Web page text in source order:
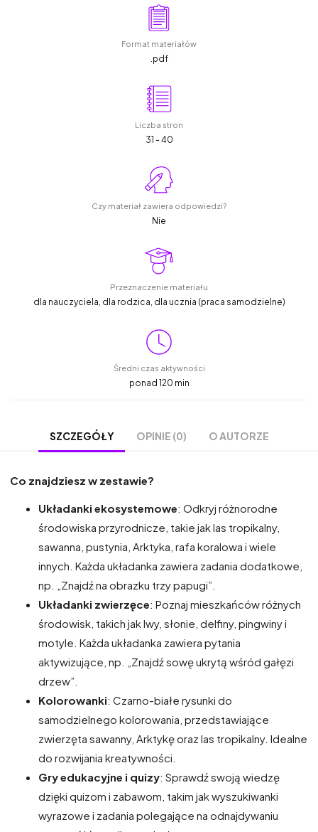
Format materiałów
.pdf
Liczba stron
31 - 40
Czy materiał zawiera odpowiedzi?
Nie
Przeznaczenie materiału
dla nauczyciela, dla rodzica, dla ucznia (praca samodzielne)
Średni czas aktywności
ponad 120 min
SZCZEGÓŁY OPINIE (0) O AUTORZE
Co znajdziesz w zestawie?
Układanki ekosystemowe: Odkryj różnorodne
środowiska przyrodnicze, takie jak las tropikalny,
sawanna, pustynia, Arktyka, rafa koralowa i wiele
innych. Każda układanka zawiera zadania dodatkowe,
np. „Znajdź na obrazku trzy papugi”.
Układanki zwierzęce: Poznaj mieszkańców różnych
środowisk, takich jak lwy, słonie, delfiny, pingwiny i
motyle. Każda układanka zawiera pytania
aktywizujące, np. „Znajdź sowę ukrytą wśród gałęzi
drzew”.
Kolorowanki: Czarno-białe rysunki do
samodzielnego kolorowania, przedstawiające
zwierzęta sawanny, Arktykę oraz las tropikalny. Idealne
do rozwijania kreatywności.
Gry edukacyjne i quizy: Sprawdź swoją wiedzę
dzięki quizom i zabawom, takim jak wyszukiwanki
wyrazowe i zadania polegające na odnajdywaniu